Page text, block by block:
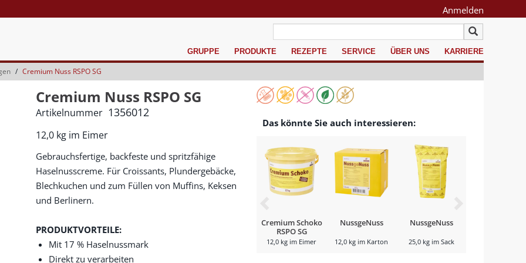
Anmelden
GRUPPE PRODUKTE REZEPTE SERVICE ÜBER UNS KARRIERE
Cremium Nuss RSPO SG
Cremium Nuss RSPO SG
12,0 kg im Eimer
Artikelnummer 1356012
Gebrauchsfertige, backfeste und spritzfähige
Haselnusscreme. Für Croissants, Plundergebäcke,
Blechkuchen und zum Füllen von Muffins, Keksen
und Berlinern.
PRODUKTVORTEILE:
Mit 17 % Haselnussmark
Direkt zu verarbeiten
Das könnte Sie auch interessieren:
Cremium Schoko
RSPO SG
12,0 kg im Eimer
NussgeNuss
12,0 kg im Karton
NussgeNuss
25,0 kg im Sack